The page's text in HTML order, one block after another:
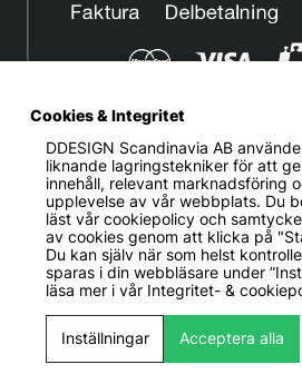
© DDESIGN. Alla
Om oss|Privacy policy|
leveransvillkor
Telefonnummer: 019-
Helgfria vardagar
DDESIGN Scandinavia AB
Mosåsvägen 142, 702
Cookies & Integritet
DDESIGN Scandinavia AB
liknande lagringstekniker för att
innehåll, relevant marknadsföring
upplevelse av vår webbplats. Du
läst vår cookiepolicy och
av cookies genom att klicka på
Du kan själv när som helst
sparas i din webbläsare under
läsa mer i vår Integritet- &
Inställningar Acceptera alla